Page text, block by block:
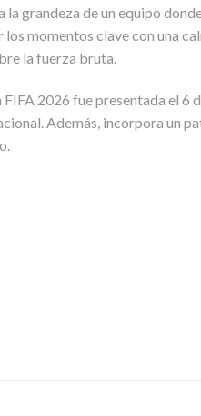
grandeza de un equipo
momentos clave con una
la fuerza bruta.
2026 fue presentada el 6
Además, incorpora un